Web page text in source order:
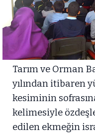
Tarım ve Orman
yılından itibaren
kesiminin
kelimesiyle
edilen ekmeğin